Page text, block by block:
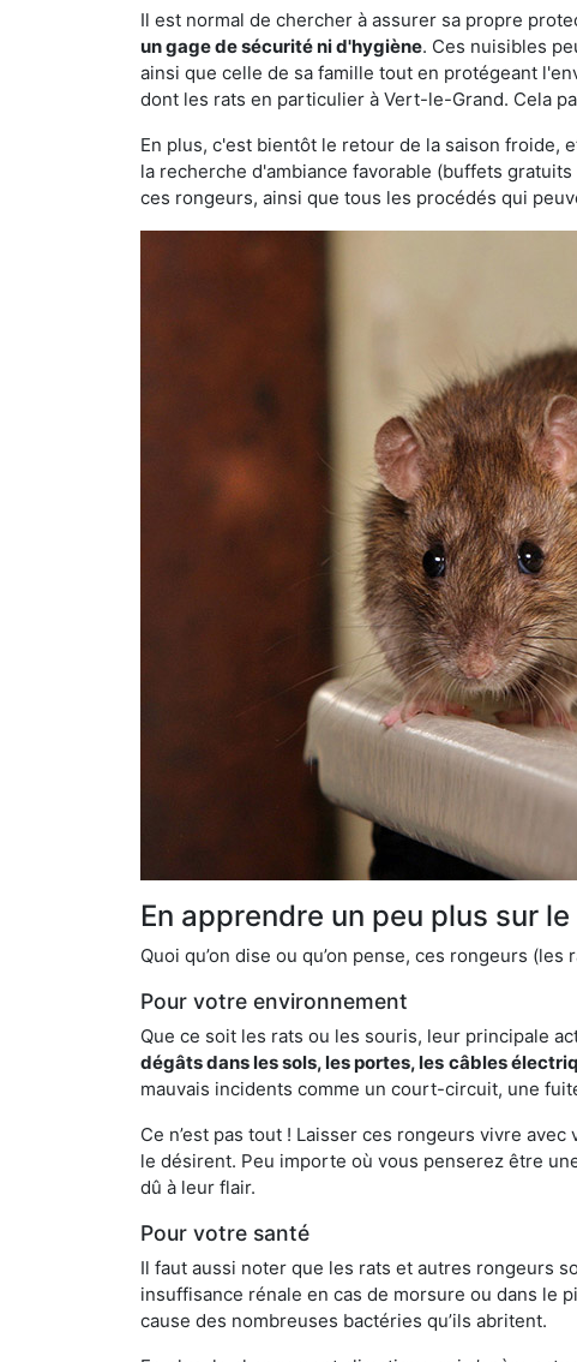
Il est normal de chercher à assurer sa propre
un gage de sécurité ni d'hygiène. Ces nuisibles
ainsi que celle de sa famille tout en protégeant
dont les rats en particulier à Vert-le-Grand. Cela
En plus, c'est bientôt le retour de la saison froide,
la recherche d'ambiance favorable (buffets
ces rongeurs, ainsi que tous les procédés qui
En apprendre un peu plus sur
Quoi qu’on dise ou qu’on pense, ces rongeurs
Pour votre environnement
Que ce soit les rats ou les souris, leur principale
dégâts dans les sols, les portes, les câbles
mauvais incidents comme un court-circuit, une
Ce n’est pas tout ! Laisser ces rongeurs vivre
le désirent. Peu importe où vous penserez être
dû à leur flair.
Pour votre santé
Il faut aussi noter que les rats et autres rongeurs
insuffisance rénale en cas de morsure ou dans le
cause des nombreuses bactéries qu’ils abritent.